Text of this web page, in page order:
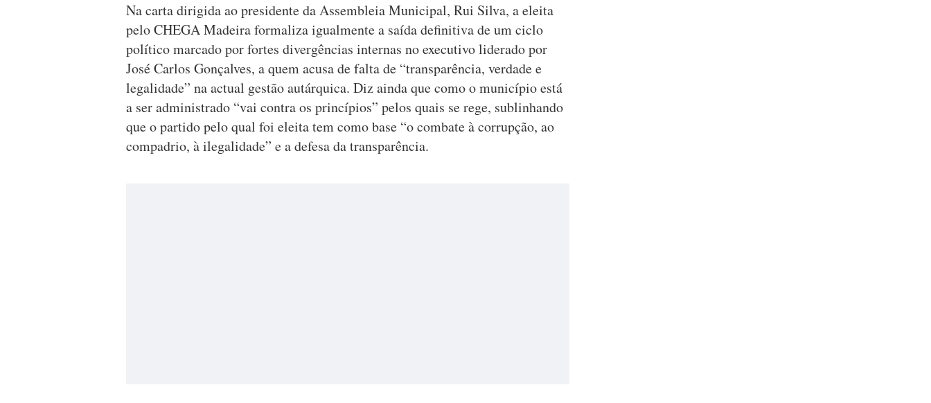
Na carta dirigida ao presidente da Assembleia Municipal, Rui Silva, a eleita
pelo CHEGA Madeira formaliza igualmente a saída definitiva de um ciclo
político marcado por fortes divergências internas no executivo liderado por
José Carlos Gonçalves, a quem acusa de falta de “transparência, verdade e
legalidade” na actual gestão autárquica. Diz ainda que como o município está
a ser administrado “vai contra os princípios” pelos quais se rege, sublinhando
que o partido pelo qual foi eleita tem como base “o combate à corrupção, ao
compadrio, à ilegalidade” e a defesa da transparência.